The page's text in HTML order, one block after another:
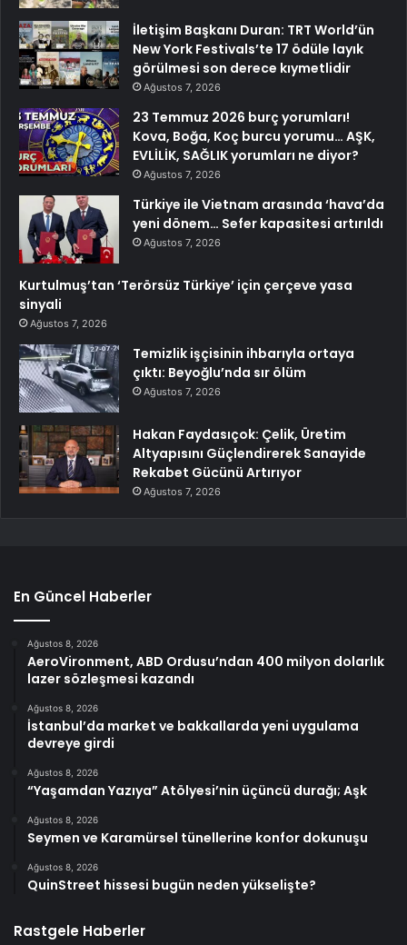
İletişim Başkanı Duran: TRT World’ün
New York Festivals’te 17 ödüle layık
görülmesi son derece kıymetlidir
Ağustos 7, 2026
23 Temmuz 2026 burç yorumları!
Kova, Boğa, Koç burcu yorumu… AŞK,
EVLİLİK, SAĞLIK yorumları ne diyor?
Ağustos 7, 2026
Türkiye ile Vietnam arasında ‘hava’da
yeni dönem… Sefer kapasitesi artırıldı
Ağustos 7, 2026
Kurtulmuş’tan ‘Terörsüz Türkiye’ için çerçeve yasa
sinyali
Ağustos 7, 2026
Temizlik işçisinin ihbarıyla ortaya
çıktı: Beyoğlu’nda sır ölüm
Ağustos 7, 2026
Hakan Faydasıçok: Çelik, Üretim
Altyapısını Güçlendirerek Sanayide
Rekabet Gücünü Artırıyor
Ağustos 7, 2026
En Güncel Haberler
Ağustos 8, 2026
AeroVironment, ABD Ordusu’ndan 400 milyon dolarlık
lazer sözleşmesi kazandı
Ağustos 8, 2026
İstanbul’da market ve bakkallarda yeni uygulama
devreye girdi
Ağustos 8, 2026
“Yaşamdan Yazıya” Atölyesi’nin üçüncü durağı; Aşk
Ağustos 8, 2026
Seymen ve Karamürsel tünellerine konfor dokunuşu
Ağustos 8, 2026
QuinStreet hissesi bugün neden yükselişte?
Rastgele Haberler